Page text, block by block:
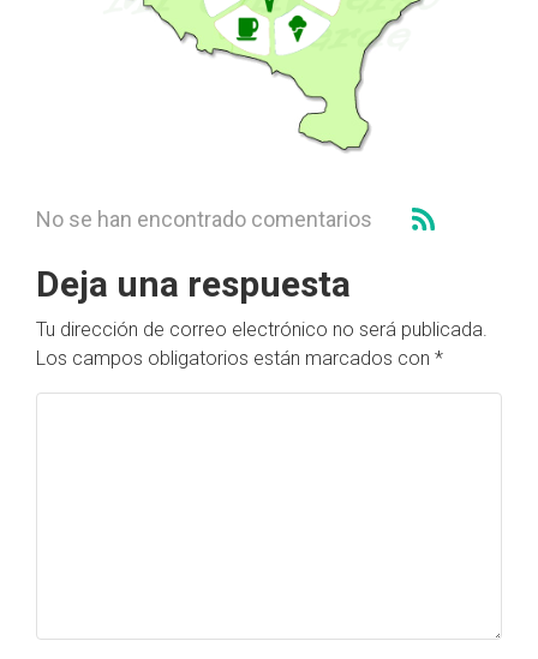
No se han encontrado comentarios
Deja una respuesta
Tu dirección de correo electrónico no será publicada.
Los campos obligatorios están marcados con *